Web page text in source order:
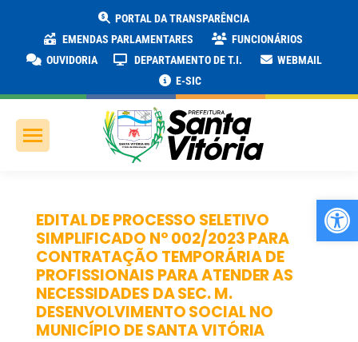
PORTAL DA TRANSPARÊNCIA
EMENDAS PARLAMENTARES
FUNCIONÁRIOS
OUVIDORIA
DEPARTAMENTO DE T.I.
WEBMAIL
E-SIC
EDITAL DE PROCESSO SELETIVO
SIMPLIFICADO Nº 002/2023 PARA
CONTRATAÇÃO TEMPORÁRIA DE
PROFISSIONAIS PARA ATENDER AS
NECESSIDADES DA SEC. M.
DESENVOLVIMENTO SOCIAL NO
MUNICÍPIO DE SANTA VITÓRIA